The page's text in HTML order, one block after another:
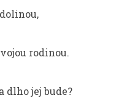
rodinou.
dlho jej bude?